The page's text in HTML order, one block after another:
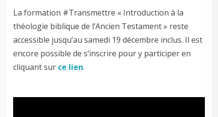
La formation #Transmettre « Introduction à la
théologie biblique de l’Ancien Testament » reste
accessible jusqu’au samedi 19 décembre inclus. Il est
encore possible de s’inscrire pour y participer en
cliquant sur ce lien.